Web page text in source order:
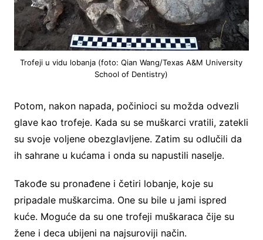
Trofeji u vidu lobanja (foto: Qian Wang/Texas A&M University
School of Dentistry)
Potom, nakon napada, počinioci su možda odvezli
glave kao trofeje. Kada su se muškarci vratili, zatekli
su svoje voljene obezglavljene. Zatim su odlučili da
ih sahrane u kućama i onda su napustili naselje.
Takođe su pronađene i četiri lobanje, koje su
pripadale muškarcima. One su bile u jami ispred
kuće. Moguće da su one trofeji muškaraca čije su
žene i deca ubijeni na najsuroviji način.